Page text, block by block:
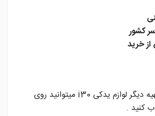
کشور
خرید
همچنین برای تهیه دیگر لوازم یدکی i30 میتوانید روی
کنید .